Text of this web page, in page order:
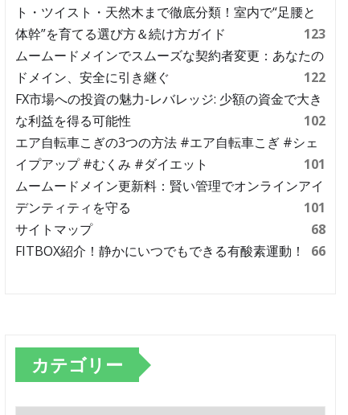
ト・ツイスト・天然木まで徹底分類！室内で“足腰と
体幹”を育てる選び方＆続け方ガイド
123
ムームードメインでスムーズな契約者変更：あなたの
ドメイン、安全に引き継ぐ
122
FX市場への投資の魅力-レバレッジ: 少額の資金で大き
な利益を得る可能性
102
エア自転車こぎの3つの方法 #エア自転車こぎ #シェ
イプアップ #むくみ #ダイエット
101
ムームードメイン更新料：賢い管理でオンラインアイ
デンティティを守る
101
サイトマップ
68
FITBOX紹介！静かにいつでもできる有酸素運動！
66
カテゴリー